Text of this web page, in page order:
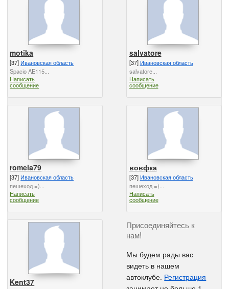
motika
[37]Ивановская область
Spacio AE115...
Написать
сообщение
salvatore
[37]Ивановская область
salvatore...
Написать
сообщение
romela79
[37]Ивановская область
пешеход =)...
Написать
сообщение
вовфка
[37]Ивановская область
пешеход =)...
Написать
сообщение
Kent37
Присоединяйтесь к
нам!
Мы будем рады вас
видеть в нашем
автоклубе. Регистрация